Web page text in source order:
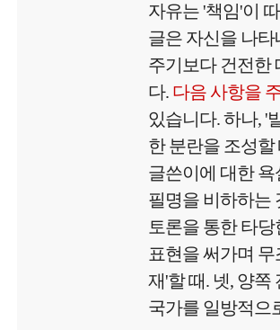
자유는 '책임'이
글은 자신을 나
주기보다 건전한
다. 다음 사항을
있습니다. 하나, '
한 분란을 조성할
글쓴이에 대한
필명을 비하하는
토론을 통한 타
표현을 써가며
재'할 때. 넷, 양쪽
국가를 일방적으